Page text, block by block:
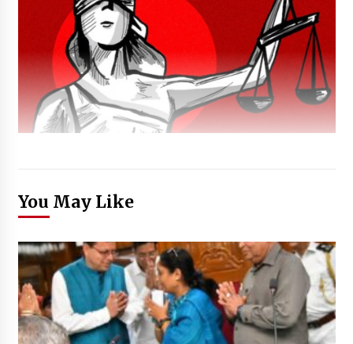
You May Like